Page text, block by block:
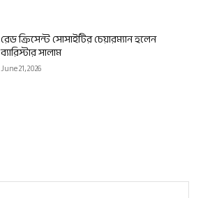
রেড ক্রিসেন্ট সোসাইটির চেয়ারম্যান হলেন
ব্যারিস্টার সালাম
June 21, 2026